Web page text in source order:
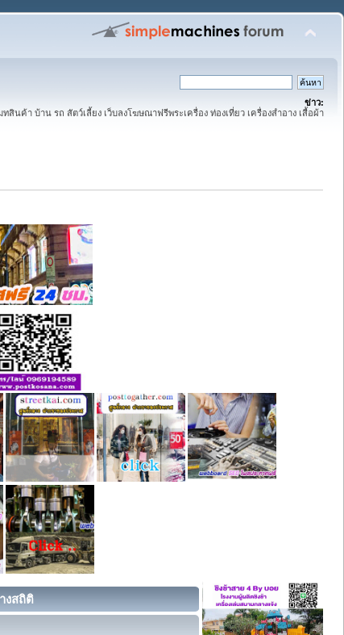
ข่าว:
ทสินค้า บ้าน รถ สัตว์เลี้ยง เว็บลงโฆษณาฟรีพระเครื่อง ท่องเที่ยว เครื่องสำอาง เสื้อผ้า
งสถิติ